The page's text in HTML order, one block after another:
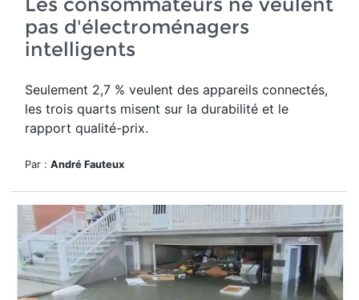
pas d'électroménagers
intelligents
Seulement 2,7 % veulent des appareils connectés,
les trois quarts misent sur la durabilité et le
rapport qualité-prix.
Par : André Fauteux